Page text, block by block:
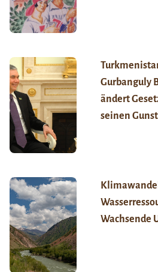
Gurbanguly
ändert
seinen
Wachsende